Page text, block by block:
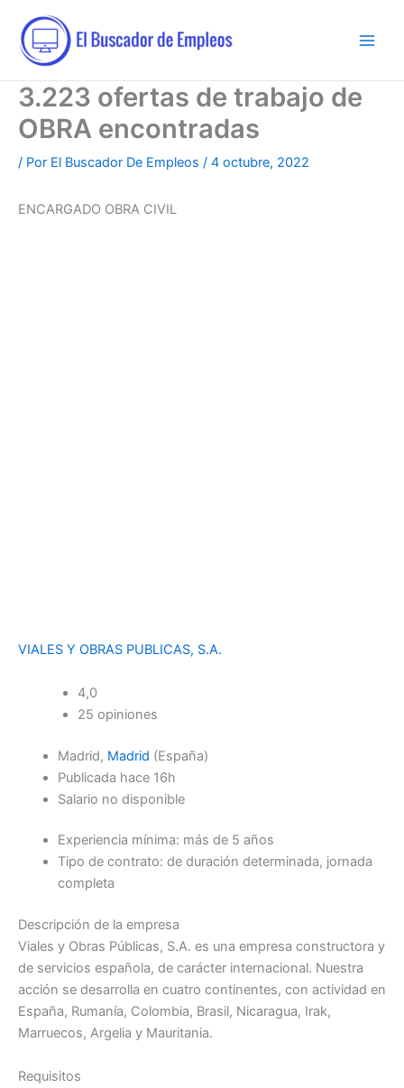
contenido
3.223 ofertas de trabajo de
OBRA encontradas
/ Por El Buscador De Empleos / 4 octubre, 2022
ENCARGADO OBRA CIVIL
VIALES Y OBRAS PUBLICAS, S.A.
4,0
25 opiniones
Madrid, Madrid (España)
Publicada hace 16h
Salario no disponible
Experiencia mínima: más de 5 años
Tipo de contrato: de duración determinada, jornada
completa
Descripción de la empresa
Viales y Obras Públicas, S.A. es una empresa constructora y
de servicios española, de carácter internacional. Nuestra
acción se desarrolla en cuatro continentes, con actividad en
España, Rumanía, Colombia, Brasil, Nicaragua, Irak,
Marruecos, Argelia y Mauritania.
Requisitos